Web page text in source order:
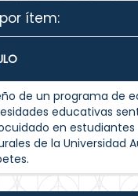
ítem:
de un programa de
educativas
en
de la Universidad